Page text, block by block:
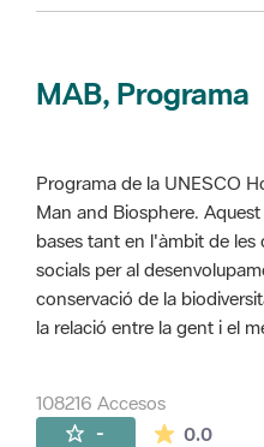
MAB, Programa
Programa de la UNESCO
Man and Biosphere.
bases tant en l'àmbit de les
socials per al
conservació de la
la relació entre la gent i el
108216 Accesos
- 0.0La